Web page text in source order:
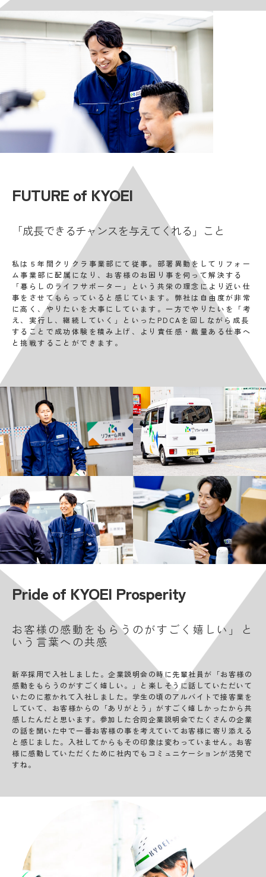
FUTURE of KYOEI
「成長できるチャンスを与えてくれる」こと
私は５年間クリクラ事業部にて従事。部署異動をしてリフォー
ム事業部に配属になり、お客様のお困り事を伺って解決する
「暮らしのライフサポーター」という共栄の理念により近い仕
事をさせてもらっていると感じています。弊社は自由度が非常
に高く、やりたいを大事にしています。一方でやりたいを「考
え、実行し、継続していく」といったPDCAを回しながら成長
することで成功体験を積み上げ、より責任感・裁量ある仕事へ
と挑戦することができます。
Pride of KYOEI Prosperity
お客様の感動をもらうのがすごく嬉しい」と
いう言葉への共感
新卒採用で入社しました。企業説明会の時に先輩社員が「お客様の
感動をもらうのがすごく嬉しい。」と楽しそうに話していただいて
いたのに惹かれて入社しました。学生の頃のアルバイトで接客業を
していて、お客様からの「ありがとう」がすごく嬉しかったから共
感したんだと思います。参加した合同企業説明会でたくさんの企業
の話を聞いた中で一番お客様の事を考えていてお客様に寄り添える
と感じました。入社してからもその印象は変わっていません。お客
様に感動していただくために社内でもコミュニケーションが活発で
すね。